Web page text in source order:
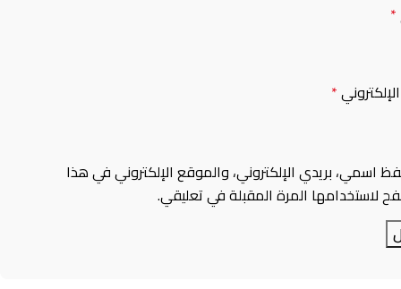
*
*
اسمي، بريدي الإلكتروني، والموقع الإلكتروني في هذا
لاستخدامها المرة المقبلة في تعليقي.